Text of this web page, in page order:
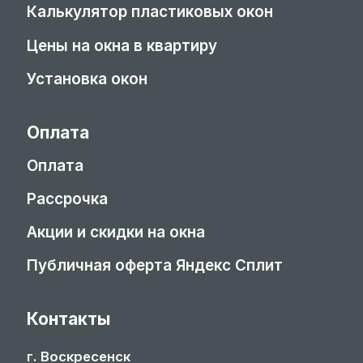
Калькулятор пластиковых окон
Цены на окна в квартиру
Установка окон
Оплата
Оплата
Рассрочка
Акции и скидки на окна
Публичная оферта Яндекс Сплит
Контакты
г. Воскресенск